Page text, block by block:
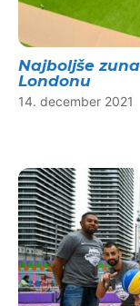
Najboljše
Londonu
14. december 2021